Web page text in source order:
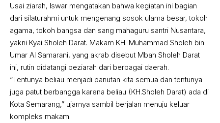
Usai ziarah, Iswar mengatakan bahwa kegiatan ini bagian
dari silaturahmi untuk mengenang sosok ulama besar, tokoh
agama, tokoh bangsa dan sang mahaguru santri Nusantara,
yakni Kyai Sholeh Darat. Makam KH. Muhammad Sholeh bin
Umar Al Samarani, yang akrab disebut Mbah Sholeh Darat
ini, rutin didatangi peziarah dari berbagai daerah.
“Tentunya beliau menjadi panutan kita semua dan tentunya
juga patut berbangga karena beliau (KH.Sholeh Darat) ada di
Kota Semarang,” ujarnya sambil berjalan menuju keluar
kompleks makam.